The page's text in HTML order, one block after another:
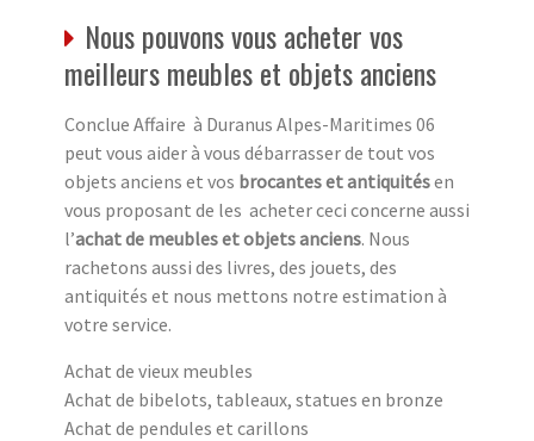
Nous pouvons vous acheter vos
meilleurs meubles et objets anciens
Conclue Affaire à Duranus Alpes-Maritimes 06
peut vous aider à vous débarrasser de tout vos
objets anciens et vos brocantes et antiquitésen
vous proposant de les acheter ceci concerne aussi
l’achat de meubles et objets anciens. Nous
rachetons aussi des livres, des jouets, des
antiquités et nous mettons notre estimation à
votre service.
Achat de vieux meubles
Achat de bibelots, tableaux, statues en bronze
Achat de pendules et carillons